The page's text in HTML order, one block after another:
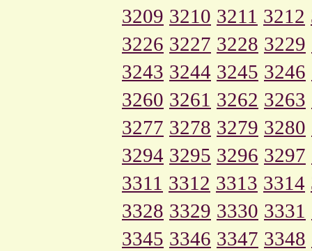
3209 3210 3211 3212
3226 3227 3228 3229
3243 3244 3245 3246
3260 3261 3262 3263
3277 3278 3279 3280
3294 3295 3296 3297
3311 3312 3313 3314
3328 3329 3330 3331
3345 3346 3347 3348